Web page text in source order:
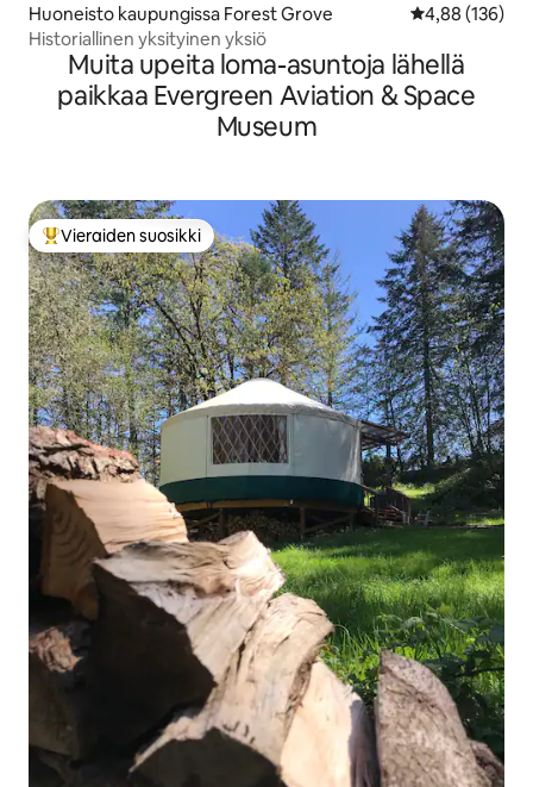
Huoneisto kaupungissa Forest Grove
4,88 (136)
Historiallinen yksityinen yksiö
Muita upeita loma-asuntoja lähellä
paikkaa Evergreen Aviation & Space
Museum
Vieraiden suosikkien parhaimmistoa
Vieraiden suosikki